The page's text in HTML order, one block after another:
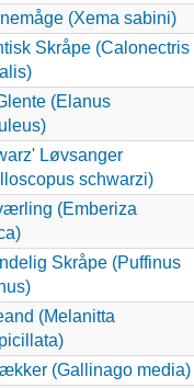
(Xema sabini)
Skråpe (Calonectris
(Elanus
Løvsanger
schwarzi)
(Emberiza
Skråpe (Puffinus
(Melanitta
(Gallinago media)